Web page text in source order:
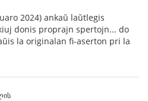
2024) ankaŭ laŭtlegis
donis proprajn spertojn... do
la originalan fi-aserton pri la